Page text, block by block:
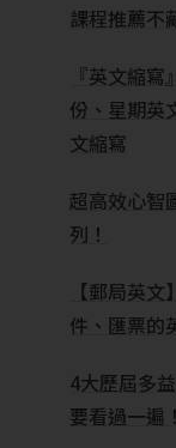
課程推薦不
『英文縮
份、星期英
文縮寫
超高效心智
列！
【郵局英
件、匯票的
4大歷屆多
要看過一遍！